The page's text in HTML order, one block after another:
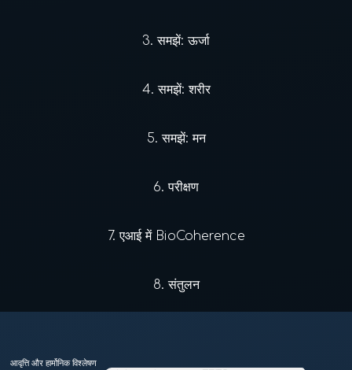
3.समझें: ऊर्जा
4.समझें: शरीर
5.समझें: मन
6.परीक्षण
7.एआई में BioCoherence
8.संतुलन
आवृत्ति और हार्मोनिक विश्लेषण